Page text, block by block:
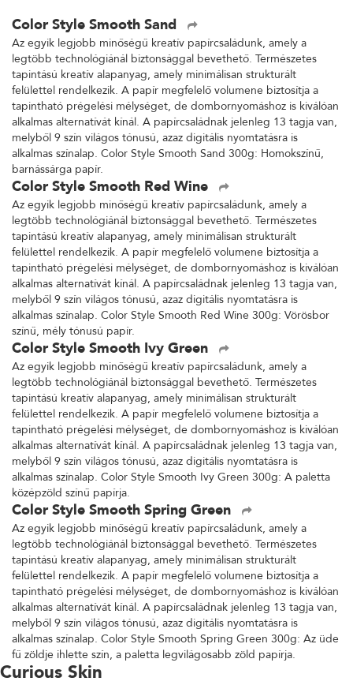
Color Style Smooth Sand
Az egyik legjobb minőségű kreatív papírcsaládunk, amely a
legtöbb technológiánál biztonsággal bevethető. Természetes
tapintású kreatív alapanyag, amely minimálisan strukturált
felülettel rendelkezik. A papír megfelelő volumene biztosítja a
tapintható prégelési mélységet, de dombornyomáshoz is kiválóan
alkalmas alternatívát kínál. A papírcsaládnak jelenleg 13 tagja van,
melyből 9 szín világos tónusú, azaz digitális nyomtatásra is
alkalmas színalap. Color Style Smooth Sand 300g: Homokszínű,
barnássárga papír.
Color Style Smooth Red Wine
Az egyik legjobb minőségű kreatív papírcsaládunk, amely a
legtöbb technológiánál biztonsággal bevethető. Természetes
tapintású kreatív alapanyag, amely minimálisan strukturált
felülettel rendelkezik. A papír megfelelő volumene biztosítja a
tapintható prégelési mélységet, de dombornyomáshoz is kiválóan
alkalmas alternatívát kínál. A papírcsaládnak jelenleg 13 tagja van,
melyből 9 szín világos tónusú, azaz digitális nyomtatásra is
alkalmas színalap. Color Style Smooth Red Wine 300g: Vörösbor
színű, mély tónusú papír.
Color Style Smooth Ivy Green
Az egyik legjobb minőségű kreatív papírcsaládunk, amely a
legtöbb technológiánál biztonsággal bevethető. Természetes
tapintású kreatív alapanyag, amely minimálisan strukturált
felülettel rendelkezik. A papír megfelelő volumene biztosítja a
tapintható prégelési mélységet, de dombornyomáshoz is kiválóan
alkalmas alternatívát kínál. A papírcsaládnak jelenleg 13 tagja van,
melyből 9 szín világos tónusú, azaz digitális nyomtatásra is
alkalmas színalap. Color Style Smooth Ivy Green 300g: A paletta
középzöld színű papírja.
Color Style Smooth Spring Green
Az egyik legjobb minőségű kreatív papírcsaládunk, amely a
legtöbb technológiánál biztonsággal bevethető. Természetes
tapintású kreatív alapanyag, amely minimálisan strukturált
felülettel rendelkezik. A papír megfelelő volumene biztosítja a
tapintható prégelési mélységet, de dombornyomáshoz is kiválóan
alkalmas alternatívát kínál. A papírcsaládnak jelenleg 13 tagja van,
melyből 9 szín világos tónusú, azaz digitális nyomtatásra is
alkalmas színalap. Color Style Smooth Spring Green 300g: Az üde
fű zöldje ihlette szín, a paletta legvilágosabb zöld papírja.
Curious Skin